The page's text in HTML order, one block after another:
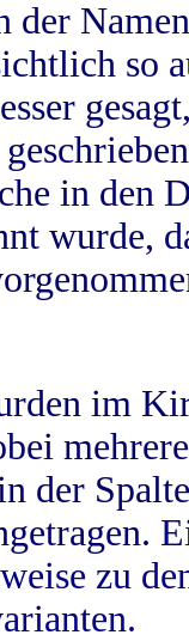
der
so
in
wurde,
im
der
zu